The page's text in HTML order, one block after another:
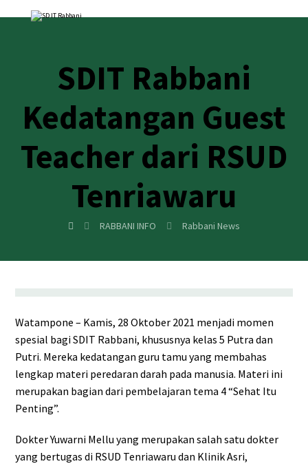
SDIT Rabbani
Kedatangan Guest
Teacher dari RSUD
Tenriawaru
RABBANI INFO Rabbani News
Watampone – Kamis, 28 Oktober 2021 menjadi momen
spesial bagi SDIT Rabbani, khususnya kelas 5 Putra dan
Putri. Mereka kedatangan guru tamu yang membahas
lengkap materi peredaran darah pada manusia. Materi ini
merupakan bagian dari pembelajaran tema 4 “Sehat Itu
Penting”.
Dokter Yuwarni Mellu yang merupakan salah satu dokter
yang bertugas di RSUD Tenriawaru dan Klinik Asri,